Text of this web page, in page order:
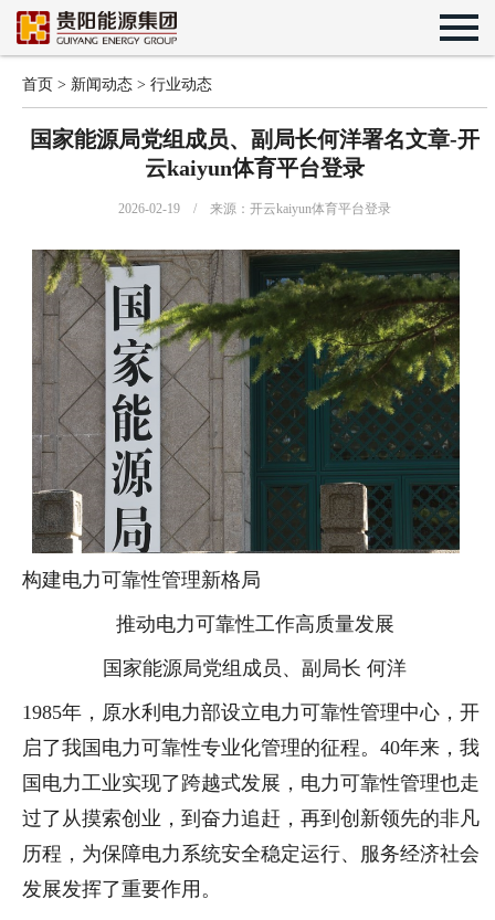
首页 > 新闻动态 >行业动态
国家能源局党组成员、副局长何洋署名文章-开
云kaiyun体育平台登录
2026-02-19 / 来源：开云kaiyun体育平台登录
构建电力可靠性管理新格局
推动电力可靠性工作高质量发展
国家能源局党组成员、副局长 何洋
1985年，原水利电力部设立电力可靠性管理中心，开
启了我国电力可靠性专业化管理的征程。40年来，我
国电力工业实现了跨越式发展，电力可靠性管理也走
过了从摸索创业，到奋力追赶，再到创新领先的非凡
历程，为保障电力系统安全稳定运行、服务经济社会
发展发挥了重要作用。